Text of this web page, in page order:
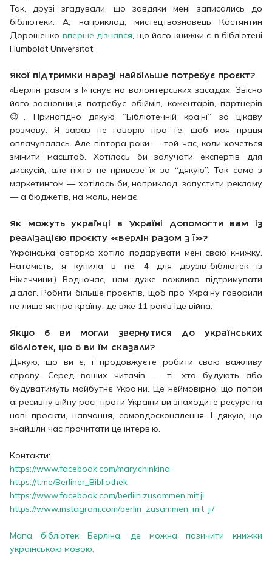
Так, друзі згадували, що завдяки мені записались до
бібліотеки. А, наприклад, мистецтвознавець Костянтин
Дорошенко вперше дізнався , що його книжки є в бібліотеці
Humboldt Universität.
Якої підтримки наразі найбільше потребує проєкт?
«Берлін разом з Ї» існує на волонтерських засадах. Звісно
його засновниця потребує обіймів, коментарів, партнерів
😉. Принагідно дякую “Бібліотечній країні” за цікаву
розмову. Я зараз не говорю про те, щоб моя праця
оплачувалась. Але півтора роки — той час, коли хочеться
змінити масштаб. Хотілось би залучати експертів для
дискусій, але ніхто не привезе їх за “дякую”. Так само з
маркетингом — хотілось би, наприклад, запустити рекламу
— а бюджетів, на жаль, немає.
Як можуть українці в Україні допомогти вам із
реалізацією проєкту «Берлін разом з Ї»?
Українська авторка хотіла подарувати мені свою книжку.
Натомість, я купила в неї 4 для друзів-бібліотек із
Німеччини:) Водночас, нам дуже важливо підтримувати
діалог. Робити більше проєктів, щоб про Україну говорили
не лише як про країну, де вже 11 років іде війна.
Якщо б ви могли звернутися до українських
бібліотек, що б ви їм сказали?
Дякую, що ви є, і продовжуєте робити свою важливу
справу. Серед ваших читачів — ті, хто будують або
будуватимуть майбутнє України. Це неймовірно, що попри
агресивну війну росії проти України ви знаходите ресурс на
нові проєкти, навчання, самовдосконалення. І дякую, що
знайшли час прочитати це інтерв’ю.
Контакти:
https://www.facebook.com/mary.chinkina
https://t.me/Berliner_Bibliothek
https://www.facebook.com/berliin.zusammen.mit.ji
https://www.instagram.com/berlin_zusammen_mit_ji/
Мапа бібліотек Берліна, де можна позичити книжки
українською мовою.